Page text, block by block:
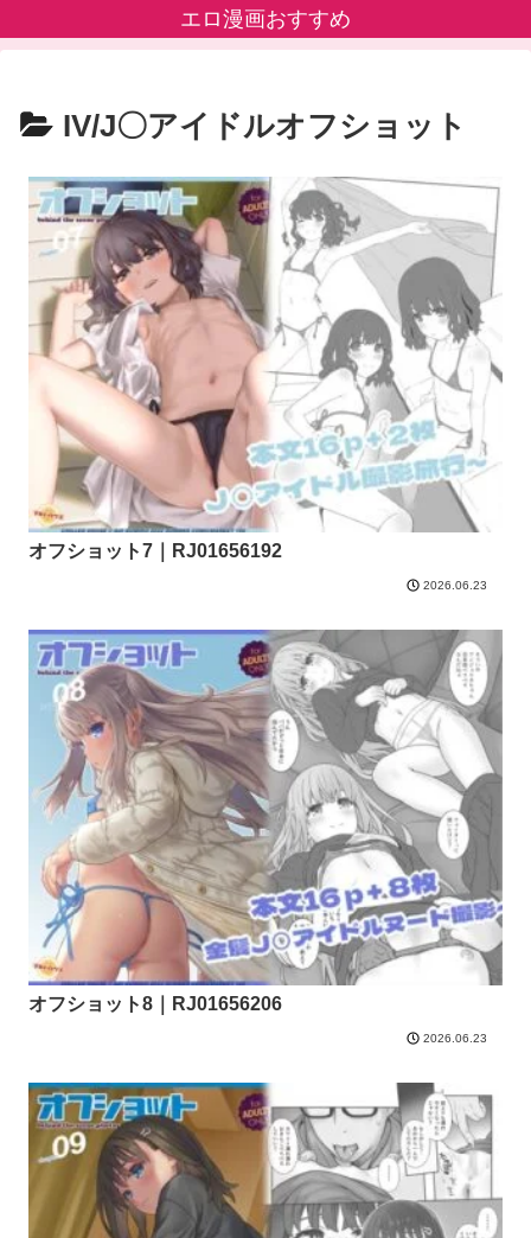
エロ漫画おすすめ
IV/J〇アイドルオフショット
オフショット7｜RJ01656192
2026.06.23
オフショット8｜RJ01656206
2026.06.23